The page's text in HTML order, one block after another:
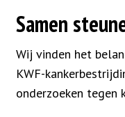
Samen
Wij vinden het
KWF-
onderzoeken tegen